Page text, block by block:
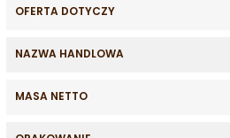
OFERTA DOTYCZY
NAZWA HANDLOWA
MASA NETTO